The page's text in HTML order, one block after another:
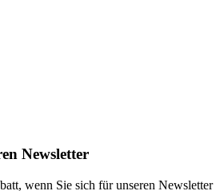
Newsletter
wenn Sie sich für unseren Newsletter